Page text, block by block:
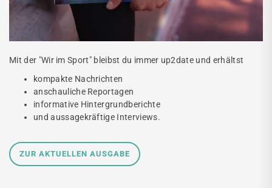
Mit der "Wir im Sport" bleibst du immer up2date und erhältst
kompakte Nachrichten
anschauliche Reportagen
informative Hintergrundberichte
und aussagekräftige Interviews.
ZUR AKTUELLEN AUSGABE